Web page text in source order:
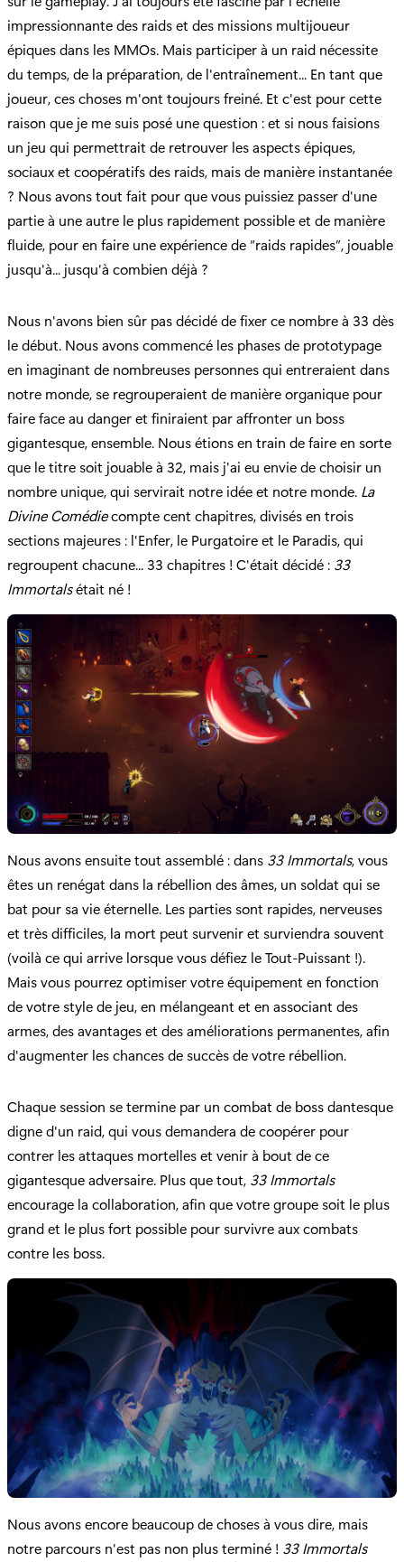
impressionnante des raids et des missions multijoueur
épiques dans les MMOs. Mais participer à un raid nécessite
du temps, de la préparation, de l'entraînement... En tant que
joueur, ces choses m'ont toujours freiné. Et c'est pour cette
raison que je me suis posé une question : et si nous faisions
un jeu qui permettrait de retrouver les aspects épiques,
sociaux et coopératifs des raids, mais de manière instantanée
? Nous avons tout fait pour que vous puissiez passer d'une
partie à une autre le plus rapidement possible et de manière
fluide, pour en faire une expérience de “raids rapides”, jouable
jusqu'à... jusqu'à combien déjà ?
Nous n'avons bien sûr pas décidé de fixer ce nombre à 33 dès
le début. Nous avons commencé les phases de prototypage
en imaginant de nombreuses personnes qui entreraient dans
notre monde, se regrouperaient de manière organique pour
faire face au danger et finiraient par affronter un boss
gigantesque, ensemble. Nous étions en train de faire en sorte
que le titre soit jouable à 32, mais j'ai eu envie de choisir un
nombre unique, qui servirait notre idée et notre monde. La
Divine Comédiecompte cent chapitres, divisés en trois
sections majeures : l'Enfer, le Purgatoire et le Paradis, qui
regroupent chacune... 33 chapitres ! C'était décidé : 33
Immortalsétait né !
Nous avons ensuite tout assemblé : dans 33 Immortals, vous
êtes un renégat dans la rébellion des âmes, un soldat qui se
bat pour sa vie éternelle. Les parties sont rapides, nerveuses
et très difficiles, la mort peut survenir et surviendra souvent
(voilà ce qui arrive lorsque vous défiez le Tout-Puissant !).
Mais vous pourrez optimiser votre équipement en fonction
de votre style de jeu, en mélangeant et en associant des
armes, des avantages et des améliorations permanentes, afin
d'augmenter les chances de succès de votre rébellion.
Chaque session se termine par un combat de boss dantesque
digne d'un raid, qui vous demandera de coopérer pour
contrer les attaques mortelles et venir à bout de ce
gigantesque adversaire. Plus que tout, 33 Immortals
encourage la collaboration, afin que votre groupe soit le plus
grand et le plus fort possible pour survivre aux combats
contre les boss.
Nous avons encore beaucoup de choses à vous dire, mais
notre parcours n'est pas non plus terminé ! 33 Immortals